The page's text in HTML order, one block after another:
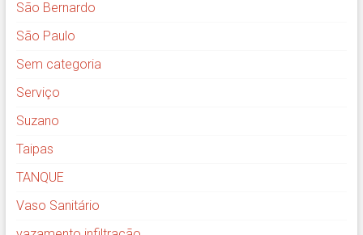
São Bernardo
São Paulo
Sem categoria
Serviço
Suzano
Taipas
TANQUE
Vaso Sanitário